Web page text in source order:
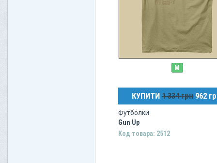
M
КУПИТИ 1 334 грн 962
Футболки
Gun Up
Код товара: 2512